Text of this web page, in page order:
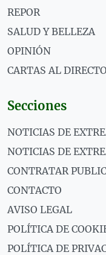
REPOR
SALUD Y BELLEZA
OPINIÓN
CARTAS AL
Secciones
NOTICIAS DE
NOTICIAS DE
CONTRATAR
CONTACTO
AVISO LEGAL
POLÍTICA DE
POLÍTICA DE